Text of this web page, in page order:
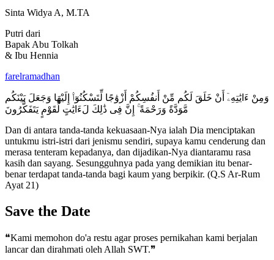
Sinta Widya A, M.TA
Putri dari
Bapak Abu Tolkah
& Ibu Hennia
farelramadhan
وَمِنْ ءَايَٰتِهِۦٓ أَنْ خَلَقَ لَكُم مِّنْ أَنفُسِكُمْ أَزْوَٰجًا لِّتَسْكُنُوٓا۟ إِلَيْهَا وَجَعَلَ بَيْنَكُم
مَّوَدَّةً وَرَحْمَةً ۚ إِنَّ فِى ذَٰلِكَ لَءَايَٰتٍ لِّقَوْمٍ يَتَفَكَّرُونَ
Dan di antara tanda-tanda kekuasaan-Nya ialah Dia menciptakan
untukmu istri-istri dari jenismu sendiri, supaya kamu cenderung dan
merasa tenteram kepadanya, dan dijadikan-Nya diantaramu rasa
kasih dan sayang. Sesungguhnya pada yang demikian itu benar-
benar terdapat tanda-tanda bagi kaum yang berpikir. (Q.S Ar-Rum
Ayat 21)
Save the Date
❝Kami memohon do'a restu agar proses pernikahan kami berjalan
lancar dan dirahmati oleh Allah SWT.❞